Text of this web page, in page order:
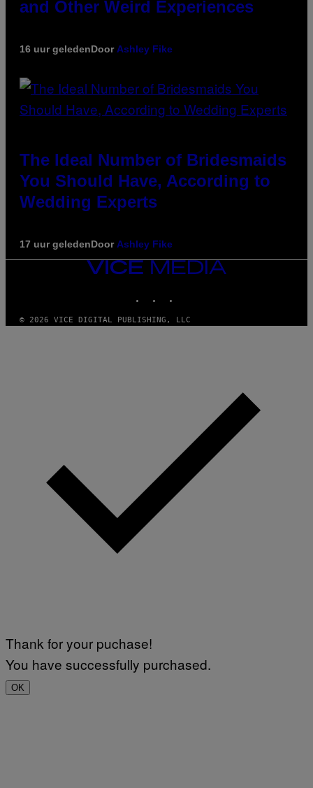
and Other Weird Experiences
16 uur geledenDoor Ashley Fike
The Ideal Number of Bridesmaids
You Should Have, According to
Wedding Experts
17 uur geledenDoor Ashley Fike
VICE
© 2026 VICE DIGITAL PUBLISHING, LLC
Thank for your puchase!
You have successfully purchased.
OK